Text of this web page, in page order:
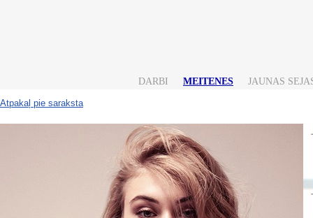
DARBI MEITENES JAUNAS
Atpakaļ pie saraksta